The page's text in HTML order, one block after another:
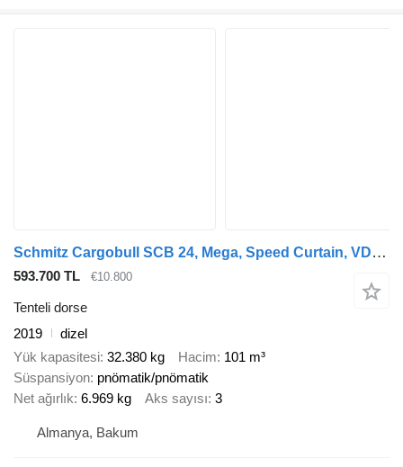
Schmitz Cargobull SCB 24, Mega, Speed Curtain, VDI 2700, neue Plane
593.700 TL €10.800
Tenteli dorse
2019
dizel
Yük kapasitesi 32.380 kg Hacim 101 m³
Süspansiyon pnömatik/pnömatik
Net ağırlık 6.969 kg Aks sayısı 3
Almanya, Bakum